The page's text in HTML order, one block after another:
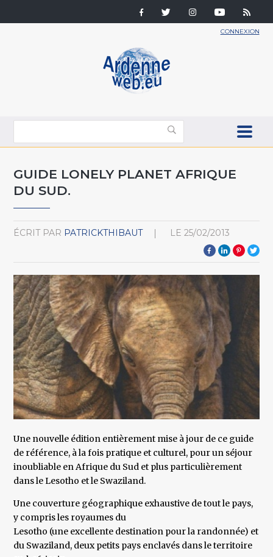
CONNEXION
GUIDE LONELY PLANET AFRIQUE
DU SUD.
ÉCRIT PAR PATRICKTHIBAUT LE 25/02/2013
Une nouvelle édition entièrement mise à jour de ce guide
de référence, à la fois pratique et culturel, pour un séjour
inoubliable en Afrique du Sud et plus particulièrement
dans le Lesotho et le Swaziland.
Une couverture géographique exhaustive de tout le pays,
y compris les royaumes du
Lesotho (une excellente destination pour la randonnée) et
du Swaziland, deux petits pays enclavés dans le territoire